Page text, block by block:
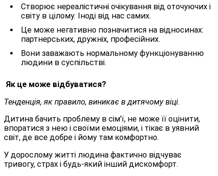
Створює нереалістичні очікування від оточуючих і
світу в цілому. Іноді від нас самих.
Це може негативно позначитися на відносинах:
партнерських, дружніх, професійних.
Вони заважають нормальному функціонуванню
людини в суспільстві.
Як це може відбуватися?
Тенденція, як правило, виникає в дитячому віці.
Дитина бачить проблему в сім’ї, не може її оцінити,
впоратися з нею і своїми емоціями, і тікає в уявний
світ, де все добре і йому там комфортно.
У дорослому житті людина фактично відчуває
тривогу, страх і будь-який інший дискомфорт.